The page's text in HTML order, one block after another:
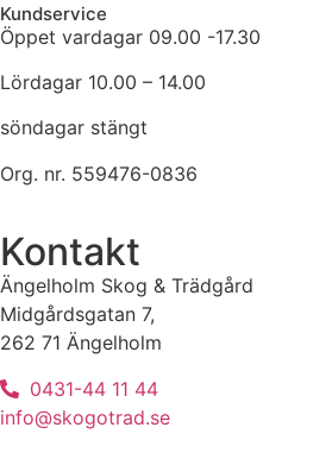
Kundservice
Öppet vardagar 09.00 -17.30
Lördagar 10.00 – 14.00
söndagar stängt
Org. nr. 559476-0836
Kontakt
Ängelholm Skog & Trädgård
Midgårdsgatan 7,
262 71 Ängelholm
0431-44 11 44
info@skogotrad.se